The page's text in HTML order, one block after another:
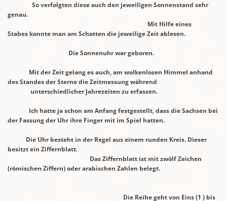
So verfolgten diese auch den jeweiligen Sonnenstand sehr
genau.
Mit Hilfe eines
Stabes konnte man am Schatten die jeweilige Zeit ablesen.
Die Sonnenuhr war geboren.
Mit der Zeit gelang es auch, am wolkenlosen Himmel anhand
des Standesder Sternedie Zeitmessung während
unterschiedlicherJahrezeiten zu erfassen.
Ich hatte ja schon am Anfang festgestellt, dass die Sachsen bei
der Fassung derUhr ihre Finger mit im Spiel hatten.
Die Uhr besteht in der Regel aus einem runden Kreis. Dieser
besitzt ein Ziffernblatt.
Das Ziffernblatt ist mit zwölf Zeichen
(römischen Ziffern) oder arabischen Zahlen belegt.
Die Reihe geht von Eins (1 ) bis